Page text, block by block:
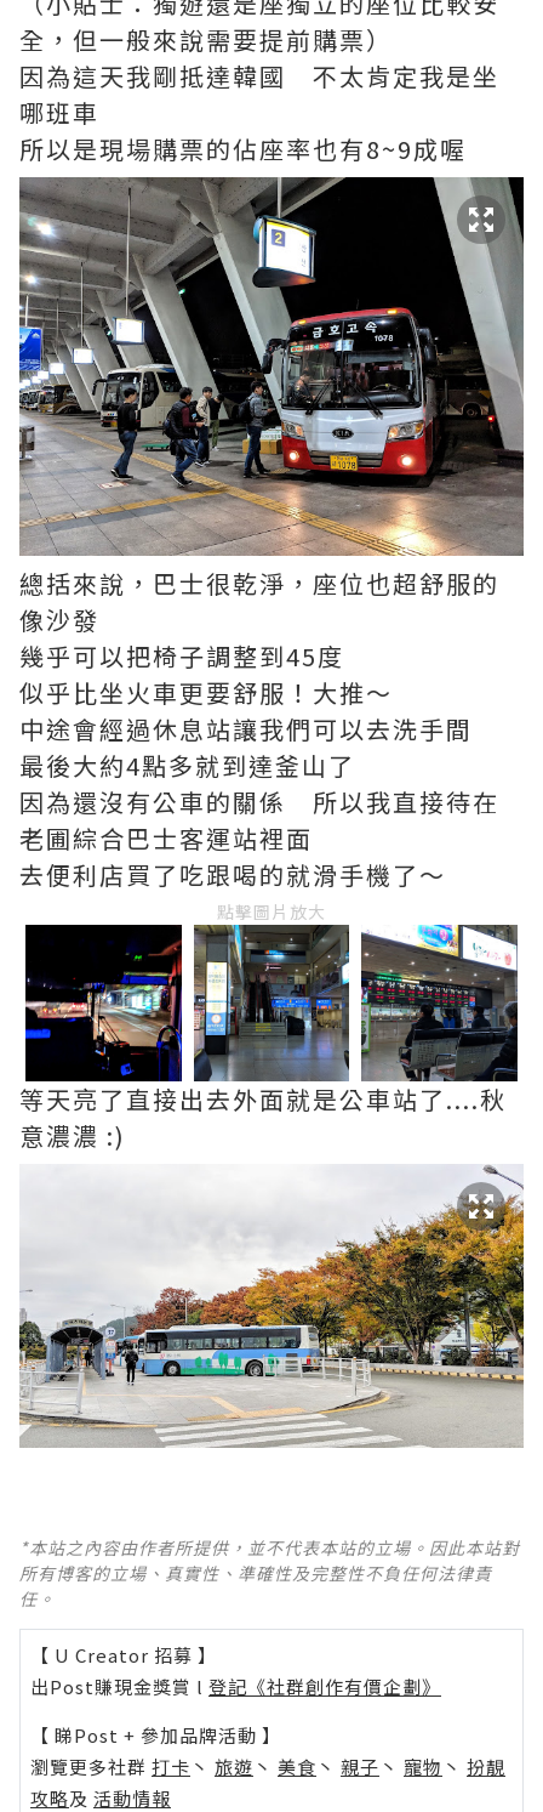
全，但一般來說需要提前購票）
因為這天我剛抵達韓國 不太肯定我是坐
哪班車
所以是現場購票的佔座率也有8~9成喔
總括來說，巴士很乾淨，座位也超舒服的
像沙發
幾乎可以把椅子調整到45度
似乎比坐火車更要舒服！大推～
中途會經過休息站讓我們可以去洗手間
最後大約4點多就到達釜山了
因為還沒有公車的關係 所以我直接待在
老圃綜合巴士客運站裡面
去便利店買了吃跟喝的就滑手機了～
點擊圖片放大
等天亮了直接出去外面就是公車站了....秋
意濃濃 :)
*本站之內容由作者所提供，並不代表本站的立場。因此本站對
所有博客的立場、真實性、準確性及完整性不負任何法律責
任。
【 U Creator 招募 】
出Post賺現金獎賞 l 登記《社群創作有價企劃》
【 睇Post + 參加品牌活動 】
瀏覽更多社群 打卡 丶 旅遊 丶 美食 丶 親子 丶 寵物 丶 扮靚
攻略及 活動情報